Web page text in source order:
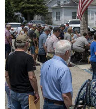
vấn trên truyền
nền kinh tế và triển
Quốc sau một tuần
trường tài chính.
Giới đầu tư đã coi
điểm mạnh, khi
kho bạc Mỹ rơi vào